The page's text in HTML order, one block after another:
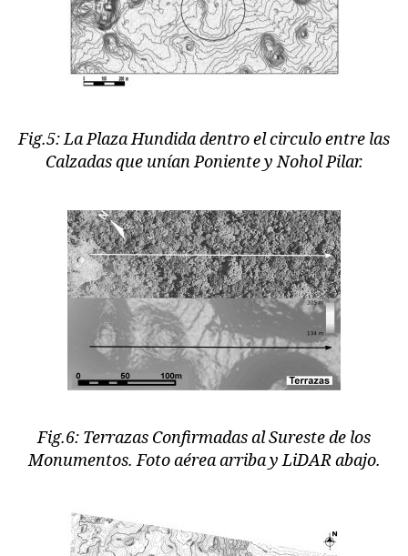
Fig.5: La Plaza Hundida dentro el circulo entre las
Calzadas que unían Poniente y Nohol Pilar.
Fig.6: Terrazas Confirmadas al Sureste de los
Monumentos. Foto aérea arriba y LiDAR abajo.